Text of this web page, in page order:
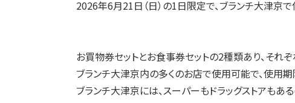
2026年6月21日（日）の1日限定で、ブランチ大津京
お買物券セットとお食事券セットの2種類あり、それ
ブランチ大津京内の多くのお店で使用可能で、使用期
ブランチ大津京には、スーパーもドラッグストアもあ